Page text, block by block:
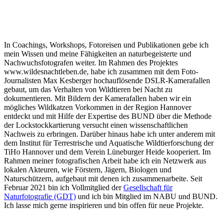
In Coachings, Workshops, Fotoreisen und Publikationen gebe ich
mein Wissen und meine Fähigkeiten an naturbegeisterte und
Nachwuchsfotografen weiter. Im Rahmen des Projektes
www.wildesnachtleben.de, habe ich zusammen mit dem Foto-
Journalisten Max Kesberger hochauflösende DSLR-Kamerafallen
gebaut, um das Verhalten von Wildtieren bei Nacht zu
dokumentieren. Mit Bildern der Kamerafallen haben wir ein
mögliches Wildkatzen Vorkommen in der Region Hannover
entdeckt und mit Hilfe der Expertise des BUND über die Methode
der Lockstockkartierung versucht einen wissenschaftlichen
Nachweis zu erbringen. Darüber hinaus habe ich unter anderem mit
dem Institut für Terrestrische und Aquatische Wildtierforschung der
TiHo Hannover und dem Verein Lüneburger Heide kooperiert. Im
Rahmen meiner fotografischen Arbeit habe ich ein Netzwerk aus
lokalen Akteuren, wie Förstern, Jägern, Biologen und
Naturschützern, aufgebaut mit denen ich zusammenarbeite. Seit
Februar 2021 bin ich Vollmitglied derGesellschaft für
Naturfotografie (GDT) und ich bin Mitglied im NABU und BUND.
Ich lasse mich gerne inspirieren und bin offen für neue Projekte.